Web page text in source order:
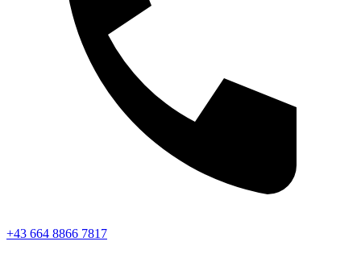
+43 664 8866 7817